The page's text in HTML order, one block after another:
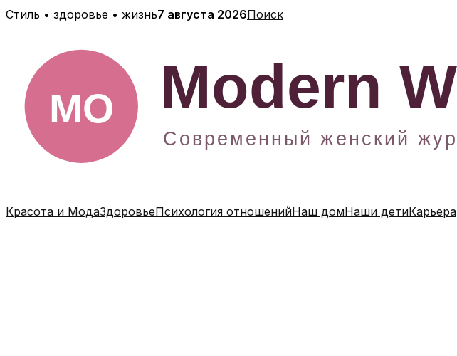
Перейти
содержимому
Стиль • здоровье • жизнь7 августа 2026Поиск
Красота и МодаЗдоровьеПсихология отношенийНаш домНаши детиКарьера